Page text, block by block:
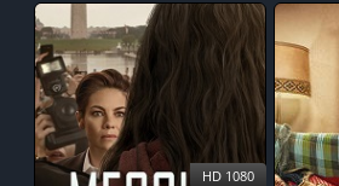
HD 1080